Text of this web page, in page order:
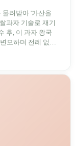
물려받아 '가산을
과자 기술로 재기
후, 이 과자 왕국
모하며 전례 없는